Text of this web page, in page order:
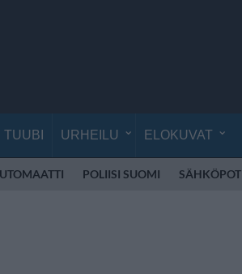
TUUBI URHEILU ELOKUVAT
POLIISI SUOMI